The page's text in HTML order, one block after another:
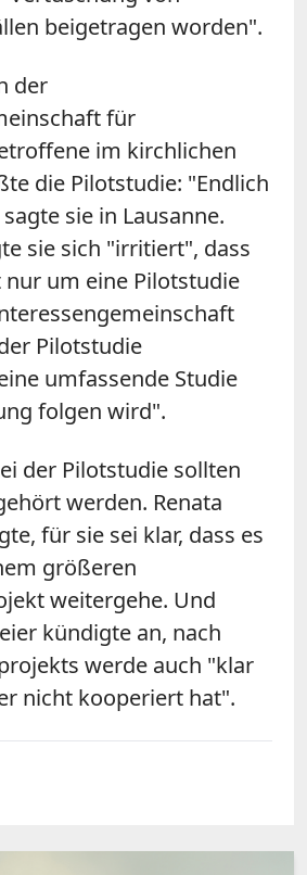
beigetragen worden".
der
für
im kirchlichen
die Pilotstudie: "Endlich
sie in Lausanne.
sie sich "irritiert", dass
nur um eine Pilotstudie
Pilotstudie
umfassende Studie
folgen wird".
der Pilotstudie sollten
werden. Renata
für sie sei klar, dass es
größeren
weitergehe. Und
kündigte an, nach
werde auch "klar
nicht kooperiert hat".